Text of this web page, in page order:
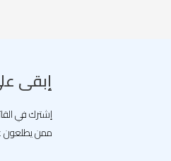
إبقى
إشترك في
ممن يطلعون